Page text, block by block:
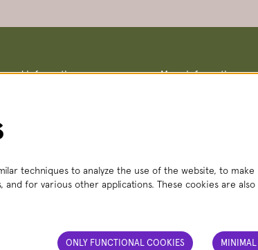
and information More information
techniques to analyze the use of the website, to
and for various other applications. These cookies are
ONLY FUNCTIONAL COOKIES